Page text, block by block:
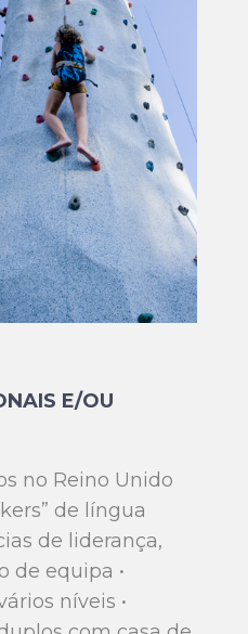
E/OU
no Reino Unido
de língua
de liderança,
de equipa •
níveis •